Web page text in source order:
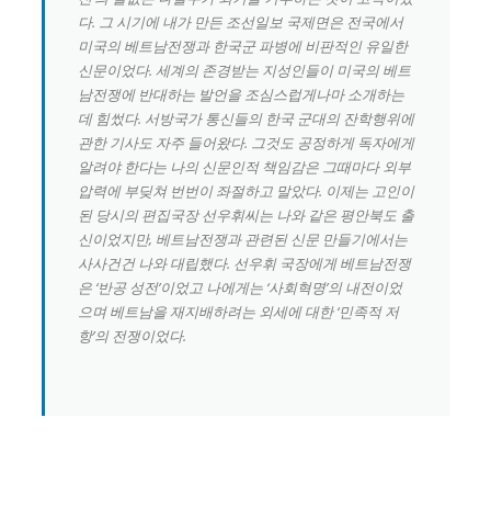
다. 그 시기에 내가 만든 조선일보 국제면은 전국에서
미국의 베트남전쟁과 한국군 파병에 비판적인 유일한
신문이었다. 세계의 존경받는 지성인들이 미국의 베트
남전쟁에 반대하는 발언을 조심스럽게나마 소개하는
데 힘썼다. 서방국가 통신들의 한국 군대의 잔학행위에
관한 기사도 자주 들어왔다. 그것도 공정하게 독자에게
알려야 한다는 나의 신문인적 책임감은 그때마다 외부
압력에 부딪쳐 번번이 좌절하고 말았다. 이제는 고인이
된 당시의 편집국장 선우휘씨는 나와 같은 평안북도 출
신이었지만, 베트남전쟁과 관련된 신문 만들기에서는
사사건건 나와 대립했다. 선우휘 국장에게 베트남전쟁
은 ‘반공 성전’이었고 나에게는 ‘사회혁명’의 내전이었
으며 베트남을 재지배하려는 외세에 대한 ‘민족적 저
항’의 전쟁이었다.